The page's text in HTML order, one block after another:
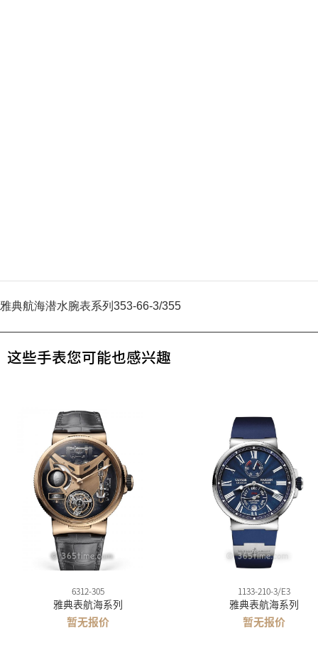
雅典航海潜水腕表系列353-66-3/355
这些手表您可能也感兴趣
6312-305
雅典表航海系列
暂无报价
1133-210-3/E3
雅典表航海系列
暂无报价